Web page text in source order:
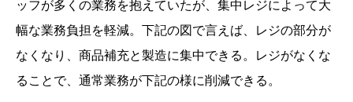
ッフが多くの業務を抱えていたが、集中レジによって大
幅な業務負担を軽減。下記の図で言えば、レジの部分が
なくなり、商品補充と製造に集中できる。レジがなくな
ることで、通常業務が下記の様に削減できる。